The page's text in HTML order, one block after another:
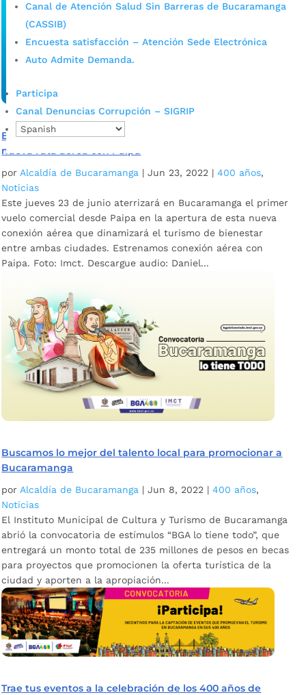
Canal de Atención Salud Sin Barreras de Bucaramanga
(CASSIB)
Encuesta satisfacción – Atención Sede Electrónica
Auto Admite Demanda.
Participa
Canal Denuncias Corrupción – SIGRIP
Bucaramanga le apunta al turismo de bienestar con
nueva ruta aérea con Paipa
porAlcaldía de Bucaramanga |Jun 23, 2022 |400 años,
Noticias
Este jueves 23 de junio aterrizará en Bucaramanga el primer
vuelo comercial desde Paipa en la apertura de esta nueva
conexión aérea que dinamizará el turismo de bienestar
entre ambas ciudades. Estrenamos conexión aérea con
Paipa. Foto: Imct. Descargue audio: Daniel...
Buscamos lo mejor del talento local para promocionar a
Bucaramanga
por Alcaldía de Bucaramanga |Jun 8, 2022 |400 años,
Noticias
El Instituto Municipal de Cultura y Turismo de Bucaramanga
abrió la convocatoria de estímulos “BGA lo tiene todo”, que
entregará un monto total de 235 millones de pesos en becas
para proyectos que promocionen la oferta turística de la
ciudad y aporten a la apropiación...
Trae tus eventos a la celebración de los 400 años de